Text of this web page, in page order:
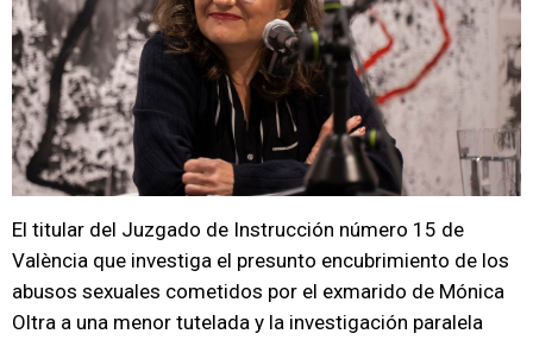
El titular del Juzgado de Instrucción número 15 de
València que investiga el presunto encubrimiento de los
abusos sexuales cometidos por el exmarido de Mónica
Oltra a una menor tutelada y la investigación paralela